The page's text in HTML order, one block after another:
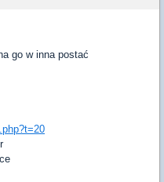
go w inna postać